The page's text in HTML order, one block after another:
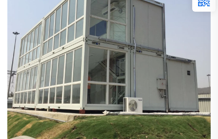
sistema eléctrico. Cronograma ajustado permitiendo la
entrega por lotes. Pro...